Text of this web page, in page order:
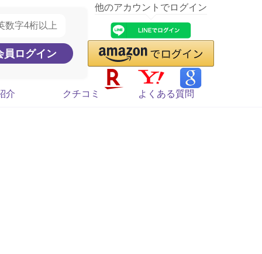
他のアカウントでログイン
介 クチコミ よくある質問